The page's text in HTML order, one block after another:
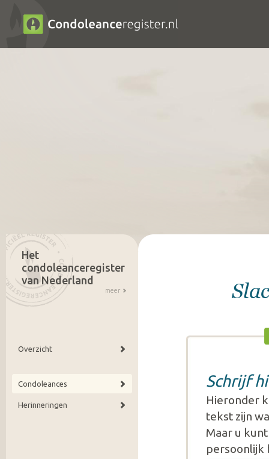
Schrijf
Hieronder
tekst zijn
Maar u
persoonlijk
Het
condoleanceregister
van Nederland
meer
Overzicht
Condoleances
Herinneringen